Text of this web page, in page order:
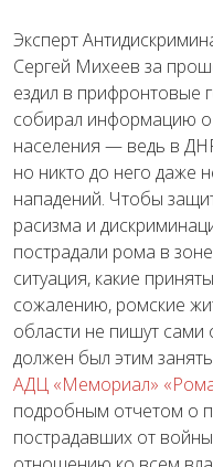
Эксперт
Сергей Михеев за
ездил в прифронтовые
собирал информацию
населения — ведь в
но никто до него даже
нападений. Чтобы
расизма и
пострадали рома в
ситуация, какие
сожалению, ромские
области не пишут сами
должен был этим
АДЦ «Мемориал»
подробным отчетом о
пострадавших от